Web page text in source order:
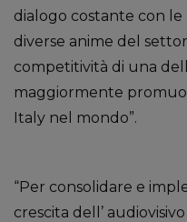
dialogo costante con
diverse anime del
competitività di una
maggiormente
Italy nel mondo”.
“Per consolidare e
crescita dell’